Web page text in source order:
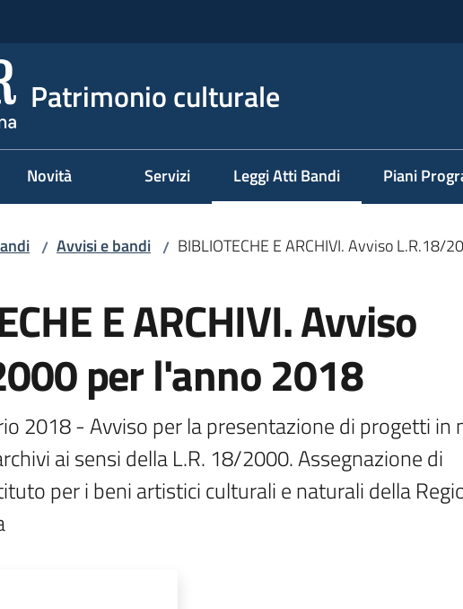
Patrimonio culturale
Novità Servizi Leggi Atti Bandi
Menu selezionato Piani
/ Avvisi e bandi / BIBLIOTECHE E ARCHIVI. Avviso L.R.18/
E ARCHIVI. Avviso
per l'anno 2018
2018 - Avviso per la presentazione di progetti in
ai sensi della L.R. 18/2000. Assegnazione di
per i beni artistici culturali e naturali della